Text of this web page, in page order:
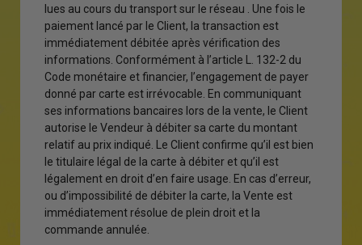
lues au cours du transport sur le réseau . Une fois le
paiement lancé par le Client, la transaction est
immédiatement débitée après vérification des
informations. Conformément à l’article L. 132-2 du
Code monétaire et financier, l’engagement de payer
donné par carte est irrévocable. En communiquant
ses informations bancaires lors de la vente, le Client
autorise le Vendeur à débiter sa carte du montant
relatif au prix indiqué. Le Client confirme qu’il est bien
le titulaire légal de la carte à débiter et qu’il est
légalement en droit d’en faire usage. En cas d’erreur,
ou d’impossibilité de débiter la carte, la Vente est
immédiatement résolue de plein droit et la
commande annulée.